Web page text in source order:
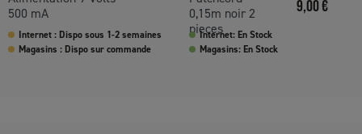
500 mA
Internet : Dispo sous 1-2 semaines
Magasins : Dispo sur commande
0,15m noir 2
pieces
9,00 €
Internet: En Stock
Magasins: En Stock